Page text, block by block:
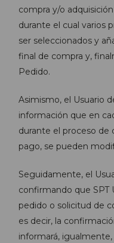
compra y/o
durante el cual varios
ser seleccionados y
final de compra y,
Pedido.
Asimismo, el Usuario
información que en
durante el proceso de
pago, se pueden
Seguidamente, el
confirmando que SPT
pedido o solicitud de
es decir, la
informará,